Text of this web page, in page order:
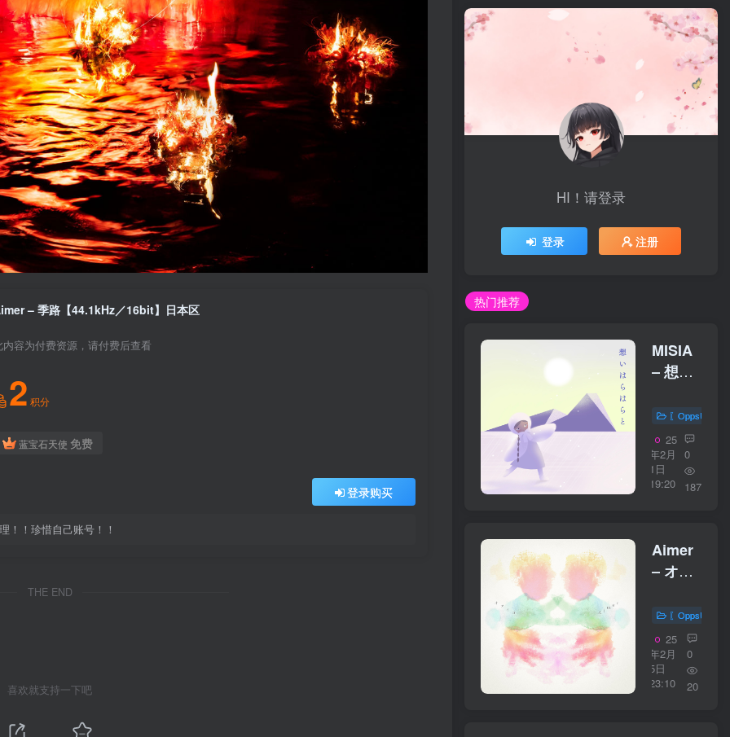
– 季路【44.1kHz／16bit】日本区
内容为付费资源，请付费后查看
2 积分
蓝宝石天使 免费
登录购买
！！珍惜自己账号！！
THE END
喜欢就支持一下吧
HI！请登录
登录 注册
热门推荐
MISIA
– 想い
らと
【44.1kHz
／
16bit】
日本区
〖OppsUplus
25
年2月
1日
19:20
0
187
Aimer
– オア
【48kHz
／
24bit】
日本区
〖OppsUplus
25
年2月
5日
23:10
0
20